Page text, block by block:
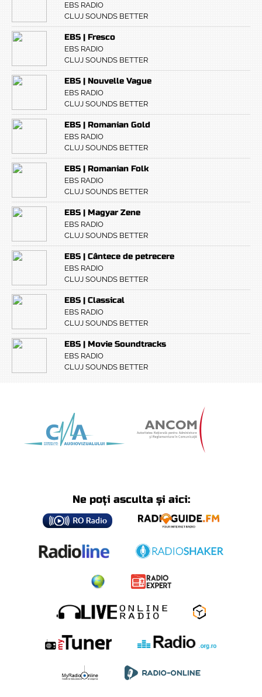
EBS RADIO
CLUJ SOUNDS BETTER
EBS | Fresco
EBS RADIO
CLUJ SOUNDS BETTER
EBS | Nouvelle Vague
EBS RADIO
CLUJ SOUNDS BETTER
EBS | Romanian Gold
EBS RADIO
CLUJ SOUNDS BETTER
EBS | Romanian Folk
EBS RADIO
CLUJ SOUNDS BETTER
EBS | Magyar Zene
EBS RADIO
CLUJ SOUNDS BETTER
EBS | Cântece de petrecere
EBS RADIO
CLUJ SOUNDS BETTER
EBS | Classical
EBS RADIO
CLUJ SOUNDS BETTER
EBS | Movie Soundtracks
EBS RADIO
CLUJ SOUNDS BETTER
Ne poți asculta și aici: